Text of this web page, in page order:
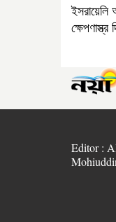
ইসরায়েলি
ক্ষেপণাস্ত্র
Editor :